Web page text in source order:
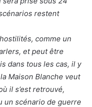
restent
comme un
et peut être
dans tous les cas, il y
Maison Blanche veut
il s’est retrouvé,
un scénario de guerre